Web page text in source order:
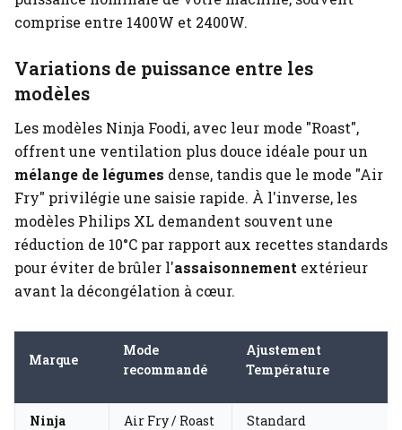
comprise entre 1400W et 2400W.
Variations de puissance entre les
modèles
Les modèles Ninja Foodi, avec leur mode "Roast",
offrent une ventilation plus douce idéale pour un
mélange de légumes dense, tandis que le mode "Air
Fry" privilégie une saisie rapide. À l'inverse, les
modèles Philips XL demandent souvent une
réduction de 10°C par rapport aux recettes standards
pour éviter de brûler l'assaisonnement extérieur
avant la décongélation à cœur.
Marque
Mode
recommandé
Ajustement
Température
Ninja Air Fry / Roast Standard